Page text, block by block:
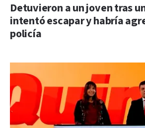
Detuvieron a un joven tras
intentó escapar y habría
policía